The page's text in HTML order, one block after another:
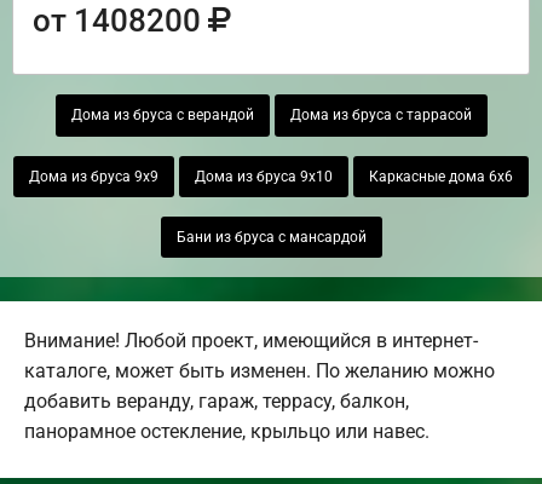
от 1408200
Дома из бруса с верандой Дома из бруса с таррасой
Дома из бруса 9х9 Дома из бруса 9х10 Каркасные дома 6х6
Бани из бруса с мансардой
Внимание! Любой проект, имеющийся в интернет-
каталоге, может быть изменен. По желанию можно
добавить веранду, гараж, террасу, балкон,
панорамное остекление, крыльцо или навес.